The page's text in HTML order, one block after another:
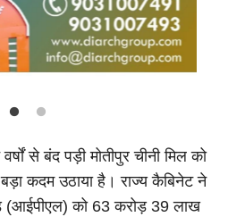
से बंद पड़ी मोतीपुर चीनी मिल को
कदम उठाया है। राज्य कैबिनेट ने
(आईपीएल) को 63 करोड़ 39 लाख